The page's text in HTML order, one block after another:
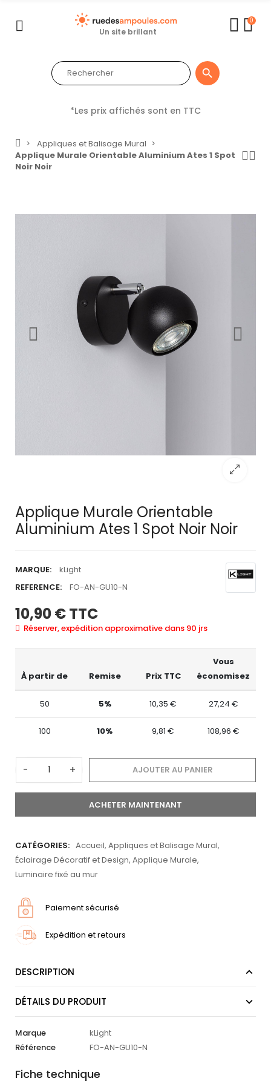
Un site brillant
0

*Les prix affichés sont en TTC
Appliques et Balisage Mural
Applique Murale Orientable Aluminium Ates 1 Spot
Noir Noir
Applique Murale Orientable
Aluminium Ates 1 Spot Noir Noir
MARQUE:
kLight
REFERENCE:
FO-AN-GU10-N
10,90 €TTC
Réserver, expédition approximative dans 90 jrs
À partir de Remise Prix TTC
Vous
économisez
50 5% 10,35 € 27,24 €
100 10% 9,81 € 108,96 €
- + AJOUTER AU PANIER
ACHETER MAINTENANT
CATÉGORIES: Accueil, Appliques et Balisage Mural,
Éclairage Décoratif et Design, Applique Murale,
Luminaire fixé au mur
Paiement sécurisé
Expédition et retours
DESCRIPTION
DÉTAILS DU PRODUIT
Marque
kLight
Référence
FO-AN-GU10-N
Fiche technique